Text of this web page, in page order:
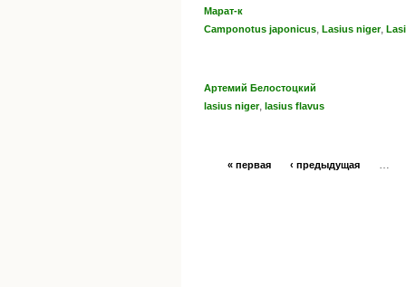
Марат-к
Camponotus japonicus, Lasius niger,
Артемий Белостоцкий
lasius niger, lasius flavus
« первая ‹ предыдущая …